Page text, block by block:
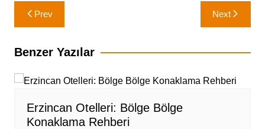
Yazı
gezinmesi
Prev Next
Benzer Yazılar
Erzincan Otelleri: Bölge Bölge
Konaklama Rehberi